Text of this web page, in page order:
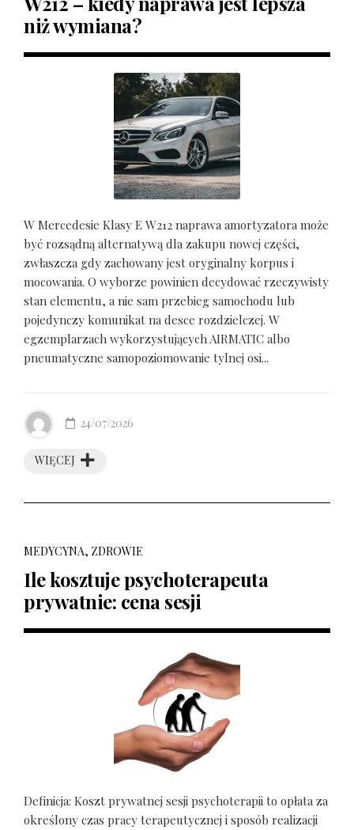
niż wymiana?
W Mercedesie Klasy E W212 naprawa amortyzatora może
być rozsądną alternatywą dla zakupu nowej części,
zwłaszcza gdy zachowany jest oryginalny korpus i
mocowania. O wyborze powinien decydować rzeczywisty
stan elementu, a nie sam przebieg samochodu lub
pojedynczy komunikat na desce rozdzielczej. W
egzemplarzach wykorzystujących AIRMATIC albo
pneumatyczne samopoziomowanie tylnej osi...
WIĘCEJ
24/07/2026
MEDYCYNA, ZDROWIE
Ile kosztuje psychoterapeuta
prywatnie: cena sesji
Definicja: Koszt prywatnej sesji psychoterapii to opłata za
określony czas pracy terapeutycznej i sposób realizacji